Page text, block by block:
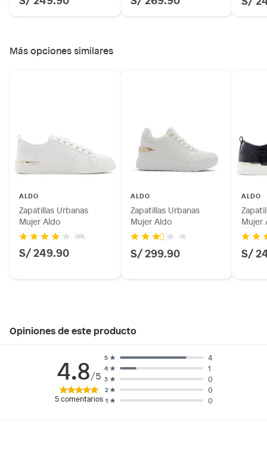
Más opciones similares
ALDO
Zapatillas Urbanas
Mujer Aldo
(89)
S/ 249.90
ALDO
Zapatillas Urbanas
Mujer Aldo
(8)
S/ 299.90
ALDO
Mujer
S/
Opiniones de este producto
4.8/5
5 comentarios 1 0
2 0
3 0
4 1
5 4